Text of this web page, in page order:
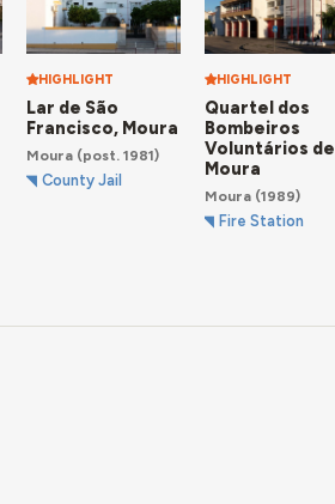
HIGHLIGHT
Lar de São
Francisco, Moura
Moura (post. 1981)
County Jail
HIGHLIGHT
Quartel dos
Bombeiros
Voluntários de
Moura
Moura(1989)
Fire Station